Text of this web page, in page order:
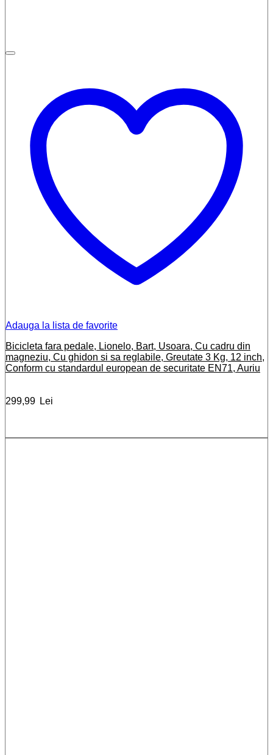
Adauga la lista de favorite
Bicicleta fara pedale, Lionelo, Bart, Usoara, Cu cadru din
magneziu, Cu ghidon si sa reglabile, Greutate 3 Kg, 12 inch,
Conform cu standardul european de securitate EN71, Auriu
299,99 Lei